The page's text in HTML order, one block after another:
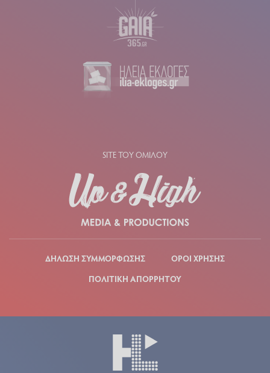
SITE ΤΟΥ ΟΜΙΛΟΥ
ΔΗΛΩΣΗ ΣΥΜΜΟΡΦΩΣΗΣ
ΟΡΟΙ ΧΡΗΣΗΣ
ΠΟΛΙΤΙΚΗ ΑΠΟΡΡΗΤΟΥ